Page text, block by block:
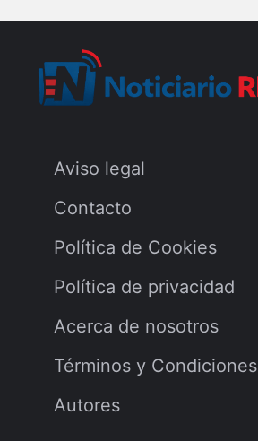
Aviso legal
Contacto
Política de Cookies
Política de privacidad
Acerca de nosotros
Términos y Condiciones
Autores